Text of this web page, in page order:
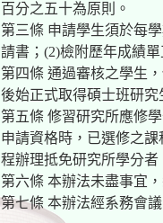
百分之五十為原則。
第三條 申請學生須於每
請書；(2)檢附歷年成績
第四條 通過審核之學生
後始正式取得碩士班研究
第五條 修習研究所應修
申請資格時，已選修之
程辦理抵免研究所學分者
第六條 本辦法未盡事宜
第七條 本辦法經系務會